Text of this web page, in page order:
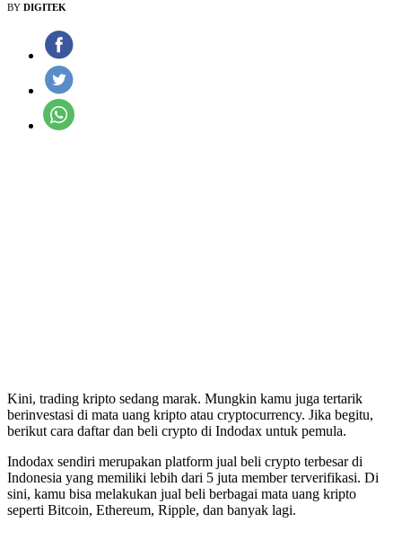
BY DIGITEK
Kini, trading kripto sedang marak. Mungkin kamu juga tertarik
berinvestasi di mata uang kripto atau cryptocurrency. Jika begitu,
berikut cara daftar dan beli crypto di Indodax untuk pemula.
Indodax sendiri merupakan platform jual beli crypto terbesar di
Indonesia yang memiliki lebih dari 5 juta member terverifikasi. Di
sini, kamu bisa melakukan jual beli berbagai mata uang kripto
seperti Bitcoin, Ethereum, Ripple, dan banyak lagi.